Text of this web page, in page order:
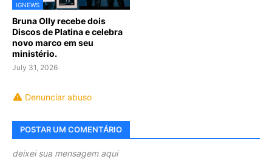
IGNEWS
Bruna Olly recebe dois
Discos de Platina e celebra
novo marco em seu
ministério.
July 31, 2026
Denunciar abuso
POSTAR UM COMENTÁRIO
deixei sua mensagem aqui